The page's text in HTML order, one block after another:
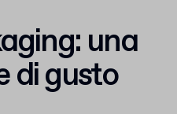
una
di gusto